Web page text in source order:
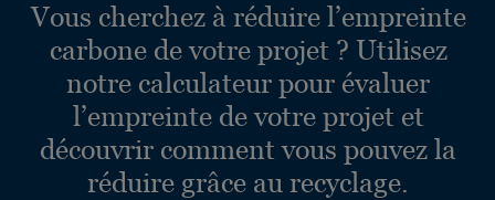
Vous cherchez à réduire l’empreinte
carbone de votre projet ? Utilisez
notre calculateur pour évaluer
l’empreinte de votre projet et
découvrir comment vous pouvez la
réduire grâce au recyclage.